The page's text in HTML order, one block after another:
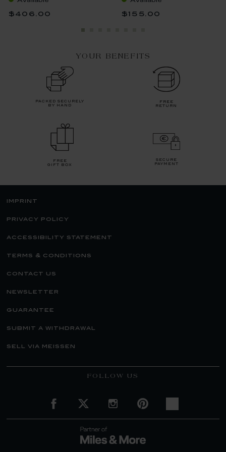
$406.00 $155.00
YOUR BENEFITS
packed securely
by hand
free
return
free
gift box
secure
payment
imprint
privacy policy
accessibility statement
terms & conditions
contact us
newsletter
guarantee
submit a withdrawal
sell via meissen
FOLLOW US